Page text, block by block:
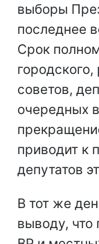
выборы
последнее
Срок
советов,
очередных
приводит к
депутатов
В тот же
выводу, что